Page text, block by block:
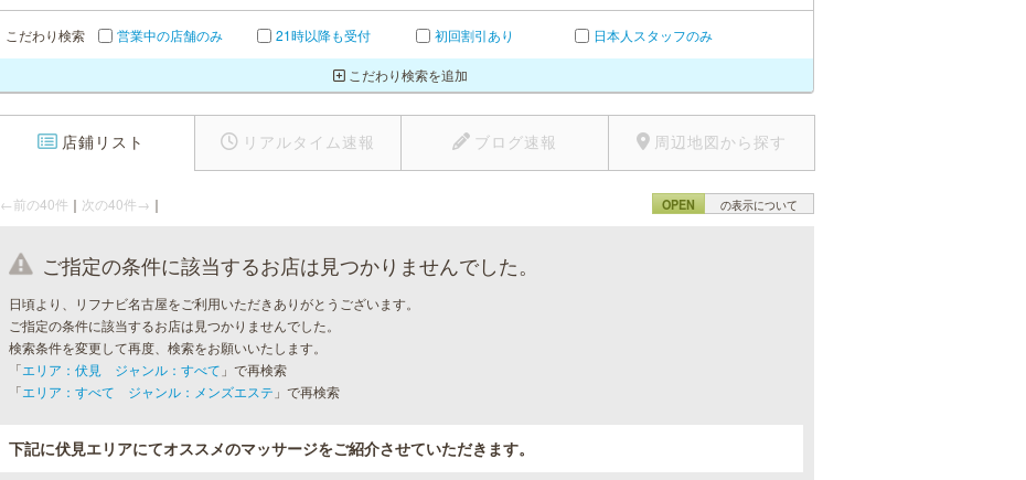
こだわり検索 営業中の店舗のみ 21時以降も受付 初回割引あり 日本人スタッフのみ
こだわり検索を追加
店鋪リスト リアルタイム速報 ブログ速報 周辺地図から探す
←前の40件 ｜ 次の40件→ ｜ OPEN の表示について
ご指定の条件に該当するお店は見つかりませんでした。
日頃より、リフナビ名古屋をご利用いただきありがとうございます。
ご指定の条件に該当するお店は見つかりませんでした。
検索条件を変更して再度、検索をお願いいたします。
「エリア：伏見 ジャンル：すべて 」で再検索
「エリア：すべて ジャンル：メンズエステ 」で再検索
下記に伏見エリアにてオススメのマッサージをご紹介させていただきます。